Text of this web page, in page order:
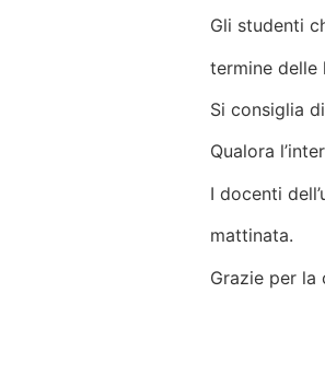
Gli studenti
termine delle
Si consiglia
Qualora
I docenti
mattinata.
Grazie per la